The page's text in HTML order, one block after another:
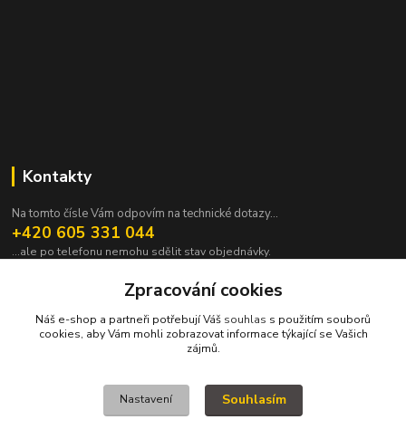
Kontakty
Na tomto čísle Vám odpovím na technické dotazy...
+420 605 331 044
...ale po telefonu nemohu sdělit stav objednávky.
pavek@janpavek.com
VŠECHNY VÝROBKY V TOMTO ESHOPU JSOU VYRÁBĚNY NA ZAKÁZKU a
Zpracování cookies
Náš e-shop a partneři potřebují Váš souhlas s použitím souborů
cookies, aby Vám mohli zobrazovat informace týkající se Vašich
zájmů.
Nastavení Souhlasím